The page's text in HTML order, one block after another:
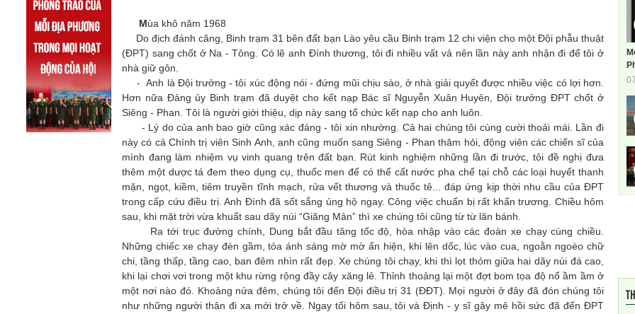
Mùa khô năm 1968
Do địch đánh căng, Binh trạm 31 bên đất bạn Lào yêu cầu Binh trạm 12 chi viện cho một Đội phẫu thuật
(ĐPT) sang chốt ở Na - Tông. Có lẽ anh Đính thương, tôi đi nhiều vất vả nên lần này anh nhận đi để tôi ở
nhà giữ gôn.
- Anh là Đội trưởng - tôi xúc động nói - đứng mũi chịu sào, ở nhà giải quyết được nhiều việc có lợi hơn.
Hơn nữa Đảng ủy Binh trạm đã duyệt cho kết nạp Bác sĩ Nguyễn Xuân Huyên, Đội trưởng ĐPT chốt ở
Siêng - Phan. Tôi là người giới thiệu, dịp này sang tổ chức kết nạp cho anh luôn.
- Lý do của anh bao giờ cũng xác đáng - tôi xin nhường. Cả hai chúng tôi cùng cười thoải mái. Lần đi
này có cả Chính trị viên Sinh Anh, anh cũng muốn sang Siêng - Phan thăm hỏi, động viên các chiến sĩ của
mình đang làm nhiệm vụ vinh quang trên đất bạn. Rút kinh nghiệm những lần đi trước, tôi đề nghị đưa
thêm một dược tá đem theo dụng cụ, thuốc men để có thể cất nước pha chế tại chỗ các loại huyết thanh
mặn, ngọt, kiềm, tiêm truyền tĩnh mạch, rửa vết thương và thuốc tê... đáp ứng kịp thời nhu cầu của ĐPT
trong cấp cứu điều trị. Anh Đính đã sốt sắng ủng hộ ngay. Công việc chuẩn bị rất khẩn trương. Chiều hôm
sau, khi mặt trời vừa khuất sau dãy núi “Giăng Màn” thì xe chúng tôi cũng từ từ lăn bánh.
Ra tới trục đường chính, Dung bắt đầu tăng tốc độ, hòa nhập vào các đoàn xe chạy cùng chiều.
Những chiếc xe chạy đèn gầm, tỏa ánh sáng mờ mờ ẩn hiện, khi lên dốc, lúc vào cua, ngoằn ngoèo chữ
chi, tầng thấp, tầng cao, ban đêm nhìn rất đẹp. Xe chúng tôi chạy, khi thì lọt thỏm giữa hai dãy núi đá cao,
khi lại chơi vơi trong một khu rừng rộng đầy cây xăng lẻ. Thỉnh thoảng lại một đợt bom tọa độ nổ ầm ầm ở
một nơi nào đó. Khoảng nửa đêm, chúng tôi đến Đội điều trị 31 (ĐĐT). Mọi người ở đây đã đón chúng tôi
như những người thân đi xa mới trở về. Ngay tối hôm sau, tôi và Định - y sĩ gây mê hồi sức đã đến ĐPT